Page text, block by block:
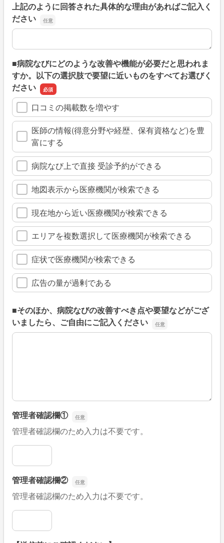
上記のように回答された具体的な理由があればご記入く
ださい
上記のように回答された具体的な理由があればご記入くだ
■病院なびにどのような改善や機能が必要だと思われま
すか。以下の選択肢で要望に近いものをすべてお選びく
ださい
口コミの掲載数を増やす
医師の情報(得意分野や経歴、保有資格など)を豊
富にする
病院なび上で直接 受診予約ができる
地図表示から医療機関が検索できる
現在地から近い医療機関が検索できる
エリアを複数選択して医療機関が検索できる
症状で医療機関が検索できる
広告の量が過剰である
■そのほか、病院なびの改善すべき点や要望などがござ
いましたら、ご自由にご記入ください
■そのほか、病院なびの改善すべき点や要望などがござい
管理者確認欄①
管理者確認欄のため入力は不要です。
管理者確認欄①
管理者確認欄②
管理者確認欄のため入力は不要です。
管理者確認欄②